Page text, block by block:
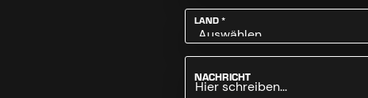
LAND*
NACHRICHT